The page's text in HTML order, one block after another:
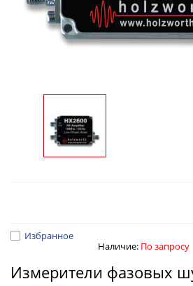
Избранное
Наличие: По запросу
Измерители фазовых